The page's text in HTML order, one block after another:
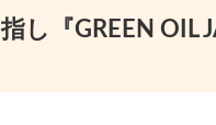
し『GREEN OIL